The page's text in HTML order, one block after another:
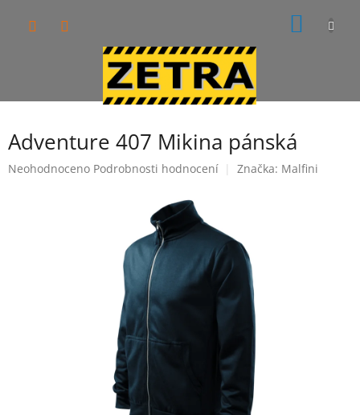
Adventure 407 Mikina pánská
Průměrné
Neohodnoceno Podrobnosti hodnocení Značka: Malfini